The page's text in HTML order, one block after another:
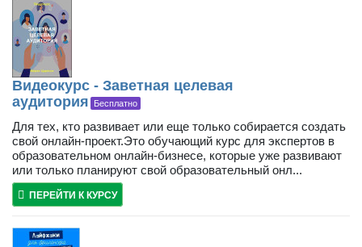
Видеокурс - Заветная целевая
аудитория
Бесплатно
Для тех, кто развивает или еще только собирается создать
свой онлайн-проект.Это обучающий курс для экспертов в
образовательном онлайн-бизнесе, которые уже развивают
или только планируют свой образовательный онл...
ПЕРЕЙТИ К КУРСУ